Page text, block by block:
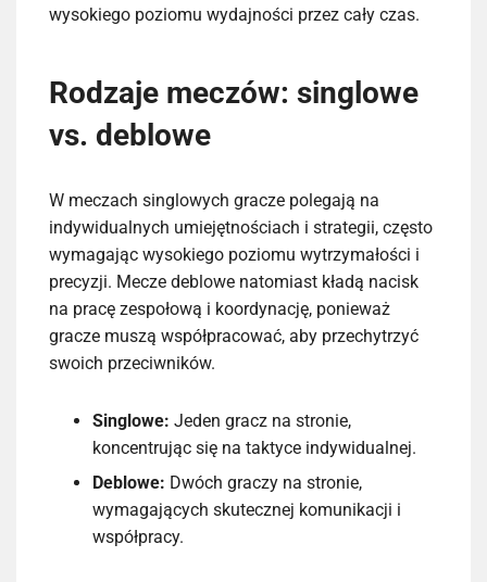
wysokiego poziomu wydajności przez cały czas.
Rodzaje meczów: singlowe
vs. deblowe
W meczach singlowych gracze polegają na
indywidualnych umiejętnościach i strategii, często
wymagając wysokiego poziomu wytrzymałości i
precyzji. Mecze deblowe natomiast kładą nacisk
na pracę zespołową i koordynację, ponieważ
gracze muszą współpracować, aby przechytrzyć
swoich przeciwników.
Singlowe: Jeden gracz na stronie,
koncentrując się na taktyce indywidualnej.
Deblowe: Dwóch graczy na stronie,
wymagających skutecznej komunikacji i
współpracy.